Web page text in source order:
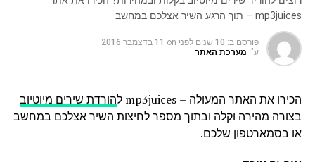
mp3juices – תוך הרגע השיר אצלכם במחשב
פורסם ב: 10 שנים לפני on 11 בדצמבר 2016
ע"י מערכת האתר
הכירו את האתר המעולה – mp3juices ל
הורדת שירים מיוטיוב
בצורה מהירה וקלה ובתוך מספר לחיצות השיר אצלכם במחשב
או בסמארטפון שלכם.